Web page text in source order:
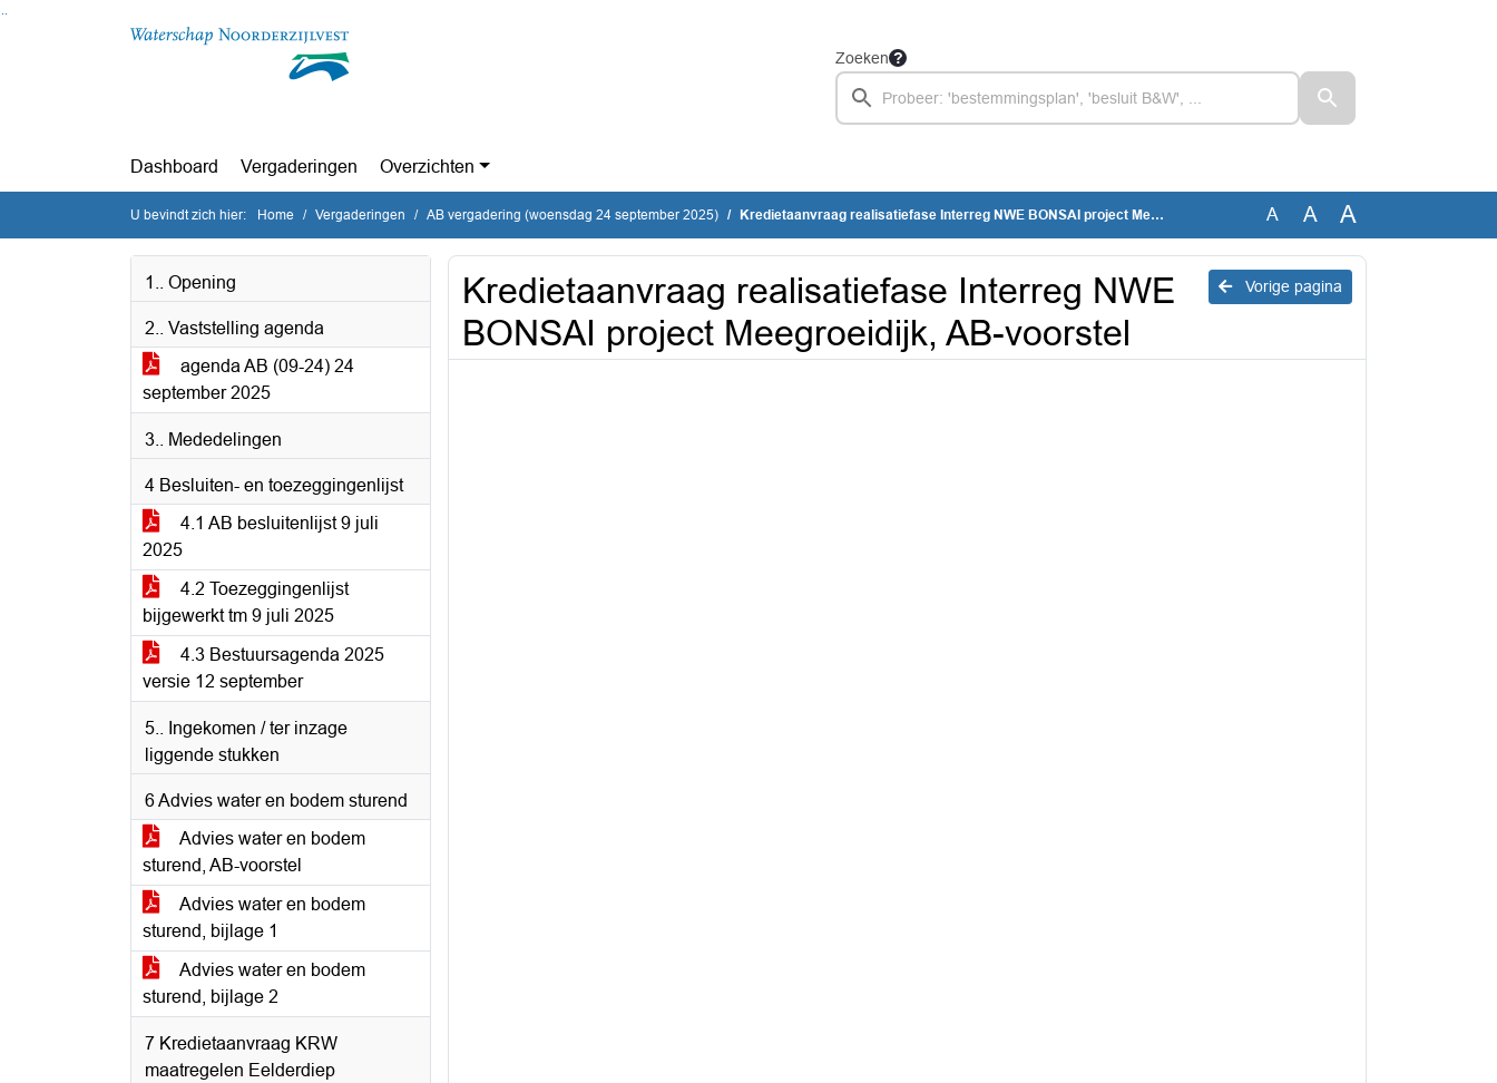
Ga naar de inhoud van deze pagina
Ga naar het zoeken
Ga naar het menu
Zoeken
Dashboard Vergaderingen Overzichten
U bevindt zich hier: Home Vergaderingen AB vergadering (woensdag 24 september 2025) Kredietaanvraag realisatiefase Interreg NWE BONSAI project Meegroeidijk, AB-voorstel A A A
1.. Opening
2.. Vaststelling agenda
agenda AB (09-24) 24
september 2025
3.. Mededelingen
4 Besluiten- en toezeggingenlijst
4.1 AB besluitenlijst 9 juli
2025
4.2 Toezeggingenlijst
bijgewerkt tm 9 juli 2025
4.3 Bestuursagenda 2025
versie 12 september
5.. Ingekomen / ter inzage
liggende stukken
6 Advies water en bodem sturend
Advies water en bodem
sturend, AB-voorstel
Advies water en bodem
sturend, bijlage 1
Advies water en bodem
sturend, bijlage 2
7 Kredietaanvraag KRW
maatregelen Eelderdiep
Vorige pagina
Kredietaanvraag realisatiefase Interreg NWE
BONSAI project Meegroeidijk, AB-voorstel